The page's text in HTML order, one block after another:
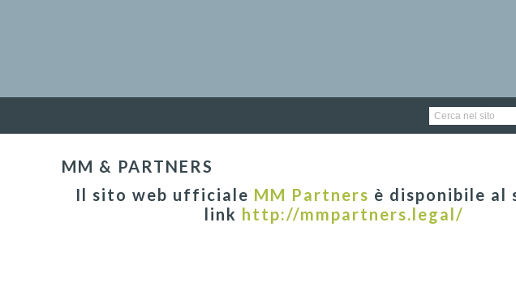
MM & PARTNERS
Il sito web ufficiale MM Partners è disponibile al
link http://mmpartners.legal/